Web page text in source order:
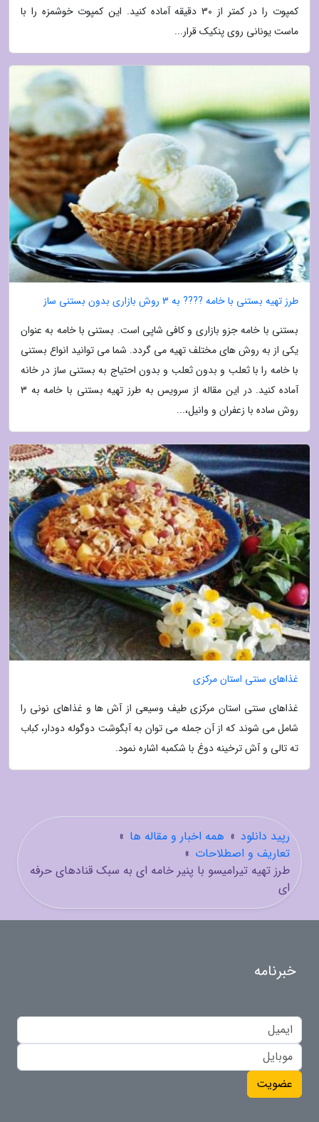
کمپوت را در کمتر از 30 دقیقه آماده کنید. این کمپوت خوشمزه را با
ماست یونانی روی پنکیک قرار...
طرز تهیه بستنی با خامه ???? به 3 روش بازاری بدون بستنی ساز
بستنی با خامه جزو بازاری و کافی شاپی است. بستنی با خامه به عنوان
یکی از به روش های مختلف تهیه می گردد. شما می توانید انواع بستنی
با خامه را با ثعلب و بدون ثعلب و بدون احتیاج به بستنی ساز در خانه
آماده کنید. در این مقاله از سرویس به طرز تهیه بستنی با خامه به 3
روش ساده با زعفران و وانیل،...
غذاهای سنتی استان مرکزی
غذاهای سنتی استان مرکزی طیف وسیعی از آش ها و غذاهای نونی را
شامل می شوند که از آن جمله می توان به آبگوشت دوگوله دودار، کباب
ته تالی و آش ترخینه دوغ با شکمبه اشاره نمود.
رپید دانلود » همه اخبار و مقاله ها »
تعاریف و اصطلاحات »
طرز تهیه تیرامیسو با پنیر خامه ای به سبک قنادهای حرفه
ای
خبرنامه
عضویت